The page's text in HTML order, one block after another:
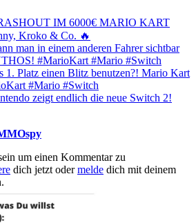
IM 6000€ MARIO KART
Kroko & Co. 🔥
man in einem anderen Fahrer sichtbar
#MarioKart #Mario #Switch
Platz einen Blitz benutzen?! Mario Kart
#Mario #Switch
zeigt endlich die neue Switch 2!
um einen Kommentar zu
dich jetzt odermelde dich mit deinem